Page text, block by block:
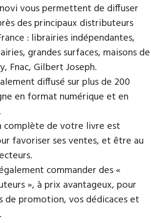
vous permettent de diffuser
des principaux distributeurs
: librairies indépendantes,
grandes surfaces, maisons de
Fnac, Gilbert Joseph.
diffusé sur plus de 200
en format numérique et en
complète de votre livre est
favoriser ses ventes, et être au
commander des «
», à prix avantageux, pour
de promotion, vos dédicaces et